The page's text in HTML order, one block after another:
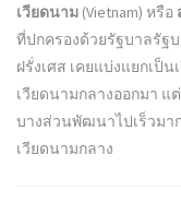
เวียดนาม (Vietnam) หรือ
ที่ปกครองด้วยรัฐบาลรัฐ
ฝรั่งเศส เคยแบ่งแยกเป็
เวียดนามกลางออกมา
บางส่วนพัฒนาไปเร็วม
เวียดนามกลาง